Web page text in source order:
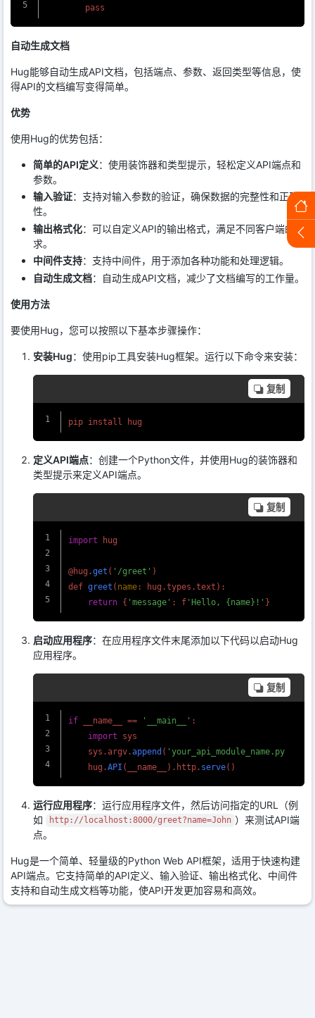
自动生成文档
Hug能够自动生成API文档，包括端点、参数、返回类型等信息，使
得API的文档编写变得简单。
优势
使用Hug的优势包括：
简单的API定义：使用装饰器和类型提示，轻松定义API端点和
参数。
输入验证：支持对输入参数的验证，确保数据的完整性和正确
性。
输出格式化：可以自定义API的输出格式，满足不同客户端的需
求。
中间件支持：支持中间件，用于添加各种功能和处理逻辑。
自动生成文档：自动生成API文档，减少了文档编写的工作量。
使用方法
要使用Hug，您可以按照以下基本步骤操作：
安装Hug：使用pip工具安装Hug框架。运行以下命令来安装：
复制
定义API端点：创建一个Python文件，并使用Hug的装饰器和
类型提示来定义API端点。
复制
import hug
@hug.get ( '/greet' )
def greet ( name: hug.types .text ):
return { 'message' : f 'Hello, {name}!'
启动应用程序：在应用程序文件末尾添加以下代码以启动Hug
应用程序。
复制
if __name__ == '__main__' :
import sys
    sys.
argv.append ( 'your_api_module_name.py'
    hug.
API (__name__). http. serve
运行应用程序：运行应用程序文件，然后访问指定的URL（例
如
http://localhost:8000/greet?name=John ）来测试API端
点。
Hug是一个简单、轻量级的Python Web API框架，适用于快速构建
API端点。它支持简单的API定义、输入验证、输出格式化、中间件
支持和自动生成文档等功能，使API开发更加容易和高效。